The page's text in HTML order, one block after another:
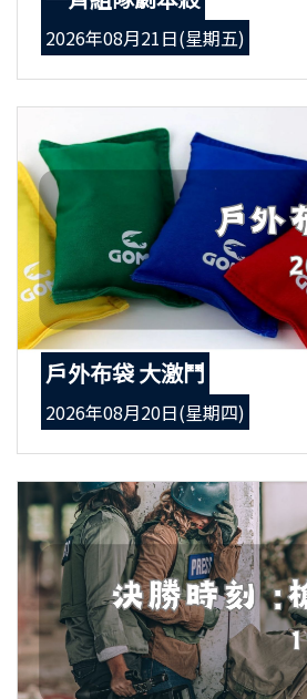
2026年08月21日(星期五)
戶外布袋 大激鬥
2026年08月20日(星期四)